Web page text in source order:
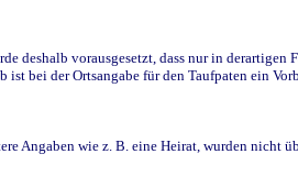
deshalb vorausgesetzt, dass nur in
bei der Ortsangabe für den Taufpaten ein
Angaben wie z. B. eine Heirat, wurden nicht